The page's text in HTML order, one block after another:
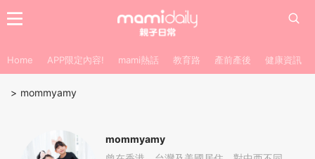
Home APP限定內容! mami熱話 教育路 產前產後 健康資訊
> mommyamy
mommyamy